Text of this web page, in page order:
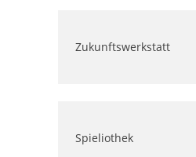
Zukunftswerkstatt
Spieliothek